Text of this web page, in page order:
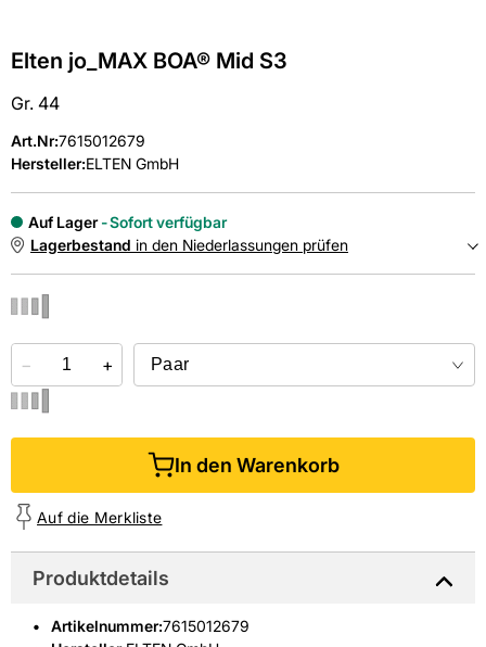
Elten jo_MAX BOA® Mid S3
Gr. 44
Art.Nr:7615012679
Hersteller:ELTEN GmbH
Auf Lager
Sofort verfügbar
Lagerbestand in den Niederlassungen prüfen
Online kaufen &kostenlos
− +
In den Warenkorb
Auf die Merkliste
Produktdetails
Artikelnummer:7615012679